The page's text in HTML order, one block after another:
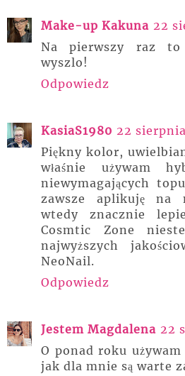
Make-up Kakuna 22
Na pierwszy raz to
wyszlo!
Odpowiedz
KasiaS1980 22
Piękny kolor,
właśnie używam
niewymagających
zawsze aplikuję na
wtedy znacznie
Cosmtic Zone
najwyższych
NeoNail.
Odpowiedz
Jestem Magdalena 22
O ponad roku
jak dla mnie są warte